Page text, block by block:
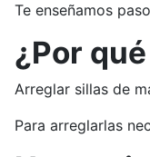
Te enseñamos
¿Por
Arreglar sillas de
Para arreglarlas